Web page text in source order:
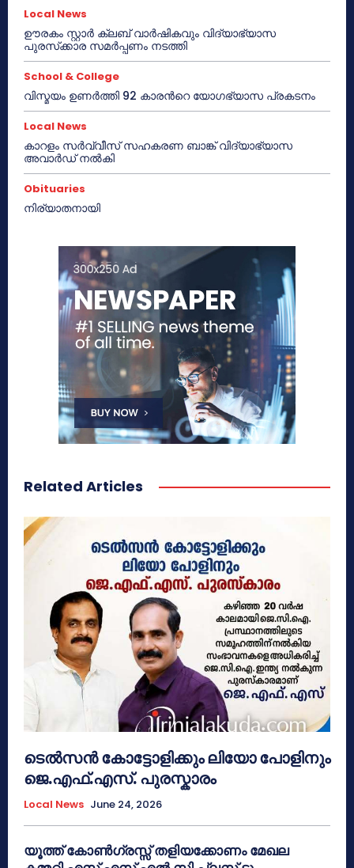
Local News
ഊരകം സ്റ്റാർ ക്ലബ് വാർഷികവും വിദ്യാഭ്യാസ
പുരസ്‌ക്കാര സമർപ്പണം നടത്തി
School & College
വിസ്മയം ഉണർത്തി 92 കാരൻറെ യോഗഭ്യാസ പ്രകടനം
Local News
കാറളം സർവ്വീസ് സഹകരണ ബാങ്ക് വിദ്യാഭ്യാസ
അവാർഡ് നൽകി
Obituaries
നിര്യാതനായി
Related Articles
ടെൽസൻ കോട്ടോളിക്കും ലിയോ പോളിനും
ജെ.എഫ്.എസ്. പുരസ്കാരം
Local News June 24, 2026
യൂത്ത് കോൺഗ്രസ്സ് തളിയക്കോണം മേഖല